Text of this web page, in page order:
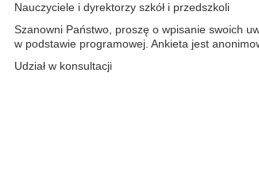
Nauczyciele i dyrektorzy szkół i przedszkoli
Szanowni Państwo, proszę o wpisanie swoich
w podstawie programowej. Ankieta jest
Udział w konsultacji